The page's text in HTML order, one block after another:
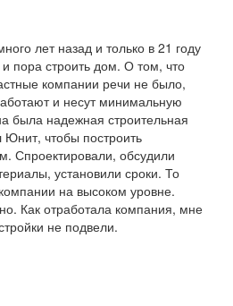
лет назад и только в 21 году
пора строить дом. О том, что
компании речи не было,
и несут минимальную
была надежная строительная
чтобы построить
Спроектировали, обсудили
установили сроки. То
на высоком уровне.
Как отработала компания, мне
не подвели.